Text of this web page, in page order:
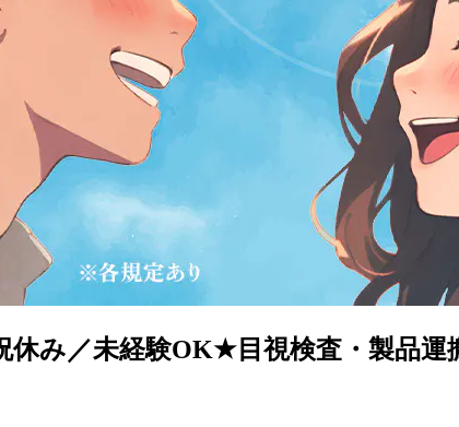
休み／未経験OK★目視検査・製品